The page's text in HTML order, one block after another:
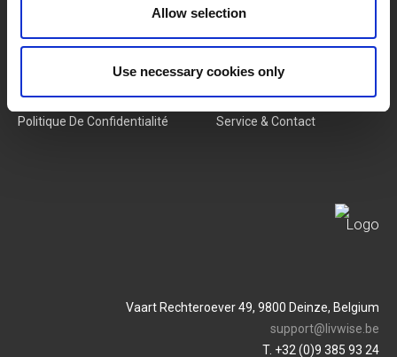
Allow selection
Use necessary cookies only
Conditions Générales
Politique De Confidentialité
Login
Service & Contact
Vaart Rechteroever 49, 9800 Deinze, Belgium
support@livwise.be
T. +32 (0)9 385 93 24